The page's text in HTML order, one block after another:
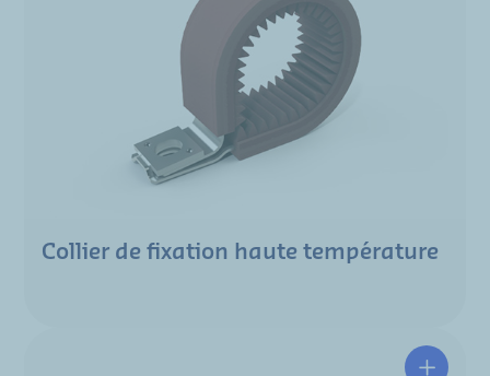
Collier de fixation haute température